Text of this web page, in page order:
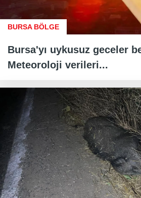
BURSA BÖLGE
Bursa'yı uykusuz geceler
Meteoroloji verileri...